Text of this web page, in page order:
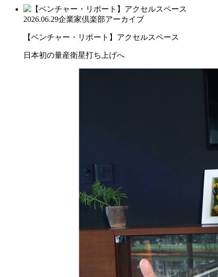
2026.06.29企業家倶楽部アーカイブ
【ベンチャー・リポート】アクセルスペース
日本初の量産衛星打ち上げへ